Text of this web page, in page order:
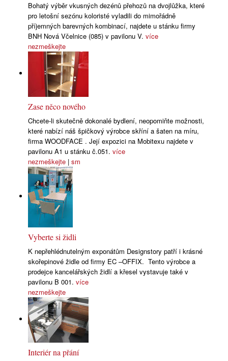
Bohatý výběr vkusných dezénů přehozů na dvojlůžka, které
pro letošní sezónu koloristé vyladili do mimořádně
příjemných barevných kombinací, najdete u stánku firmy
BNH Nová Včelnice (085) v pavilonu V. více
nezmeškejte
Zase něco nového
Chcete-li skutečně dokonalé bydlení, neopomiňte možnosti,
které nabízí náš špičkový výrobce skříní a šaten na míru,
firma WOODFACE . Její expozici na Mobitexu najdete v
pavilonu A1 u stánku č.051. více
nezmeškejte | sm
Vyberte si židli
K nepřehlédnutelným exponátům Designstory patří i krásné
skořepinové židle od firmy EC –OFFIX. Tento výrobce a
prodejce kancelářských židlí a křesel vystavuje také v
pavilonu B 001. více
nezmeškejte
Interiér na přání